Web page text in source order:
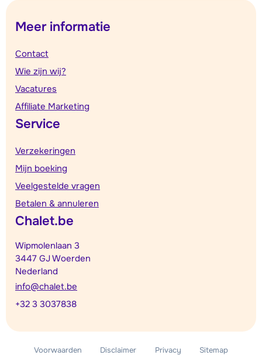
Meer informatie
Contact
Wie zijn wij?
Vacatures
Affiliate Marketing
Service
Verzekeringen
Mijn boeking
Veelgestelde vragen
Betalen & annuleren
Chalet.be
Wipmolenlaan 3
3447 GJ Woerden
Nederland
info@chalet.be
+32 3 3037838
Voorwaarden Disclaimer Privacy Sitemap